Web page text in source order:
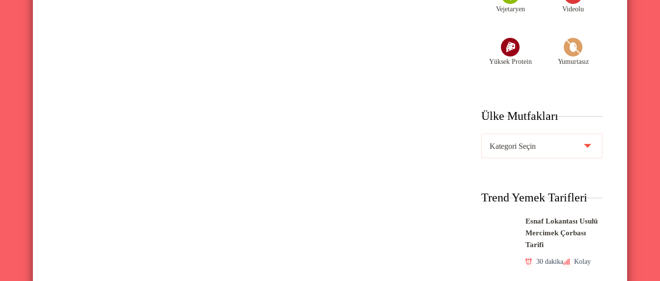
Vejetaryen Videolu
Yüksek Protein Yumurtasız
Ülke Mutfakları
l
M
Trend Yemek Tarifleri
Esnaf Lokantası Usulü
Mercimek Çorbası
Tarifi
30 dakika Kolay